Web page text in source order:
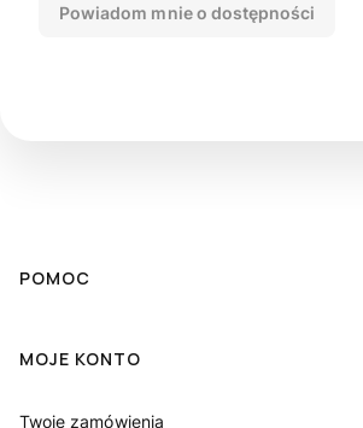
Powiadom mnie o dostępności
Linki w stopce
POMOC
MOJE KONTO
Twoje zamówienia